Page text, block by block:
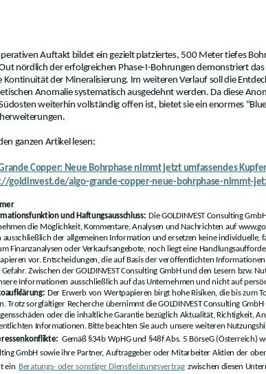
Auftakt bildet ein gezielt platziertes, 500 Meter tiefes
nördlich der erfolgreichen Phase-I-Bohrungen demonstriert
Kontinuität der Mineralisierung. Im weiteren Verlauf soll die
Anomalie systematisch ausgedehnt werden. Da diese
weiterhin vollständig offen ist, bietet sie ein enormes
ganzen Artikel lesen:
Copper: Neue Bohrphase nimmt jetzt umfassendes
goldinvest.de/algo-grande-copper-neue-bohrphase-nimmt-
und Haftungsausschluss: Die GOLDINVEST Consulting
die Möglichkeit, Kommentare, Analysen und Nachrichten auf
ausschließlich der allgemeinen Information und ersetzen keine individuelle,
Finanzanalysen oder Verkaufsangebote, noch liegt eine
vor. Entscheidungen, die auf Basis der veröffentlichten
Gefahr. Zwischen der GOLDINVEST Consulting GmbH und den Lesern bzw.
Informationen ausschließlich auf das Unternehmen und nicht auf
Der Erwerb von Wertpapieren birgt hohe Risiken, die bis zum
Trotz sorgfältiger Recherche übernimmt die GOLDINVEST Consulting
oder die inhaltliche Garantie bezüglich Aktualität, Richtigkeit,
Informationen. Bitte beachten Sie auch unsere weiteren
Gemäß §34b WpHG und §48f Abs. 5 BörseG (Österreich)
GmbH sowie ihre Partner, Auftraggeber oder Mitarbeiter Aktien der
ein Beratungs- oder sonstiger Dienstleistungsvertrag zwischen diesen